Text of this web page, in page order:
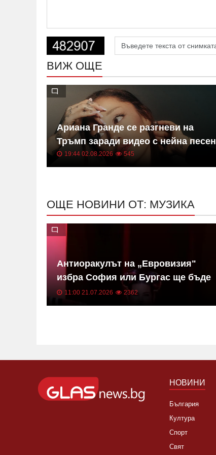
ВИЖ ОЩЕ
Ариана Гранде се разгневи на
Тръмп заради видео с нейна песен
19:44 02.08.2026 545
ОЩЕ НОВИНИ ОТ: МУЗИКА
Антиоракулът на „Евровизия"
избра София или Бургас ще бъде
домакин на "Евровизия" ВИДЕО
11:00 21.07.2026 2362
НОВИНИ
България
Култура
Спорт
Свят